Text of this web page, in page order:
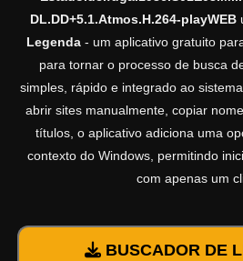
DL.DD+5.1.Atmos.H.264-playWEB
Legenda - um aplicativo gratuito
para tornar o processo de busca
simples, rápido e integrado ao
abrir sites manualmente, copiar
títulos, o aplicativo adiciona uma
contexto do Windows, permitindo
com apenas um
BUSCADOR DE